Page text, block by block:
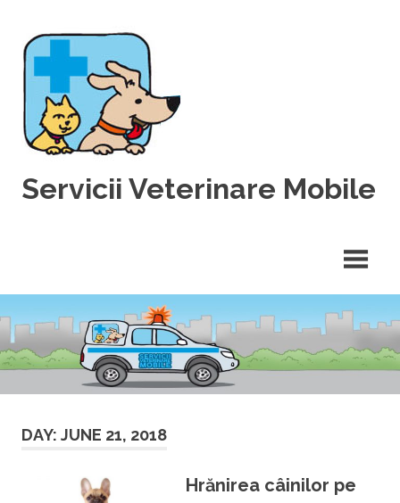
content
Servicii Veterinare Mobile
DAY: JUNE 21, 2018
Hrănirea câinilor pe